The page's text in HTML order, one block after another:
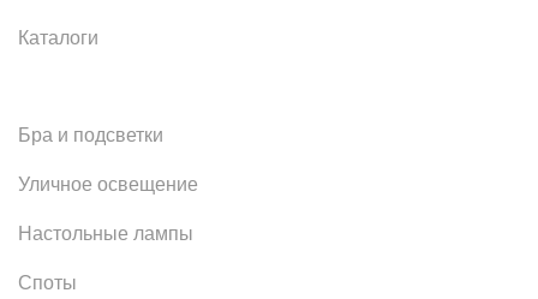
Каталоги
Бра и подсветки
Уличное освещение
Настольные лампы
Споты